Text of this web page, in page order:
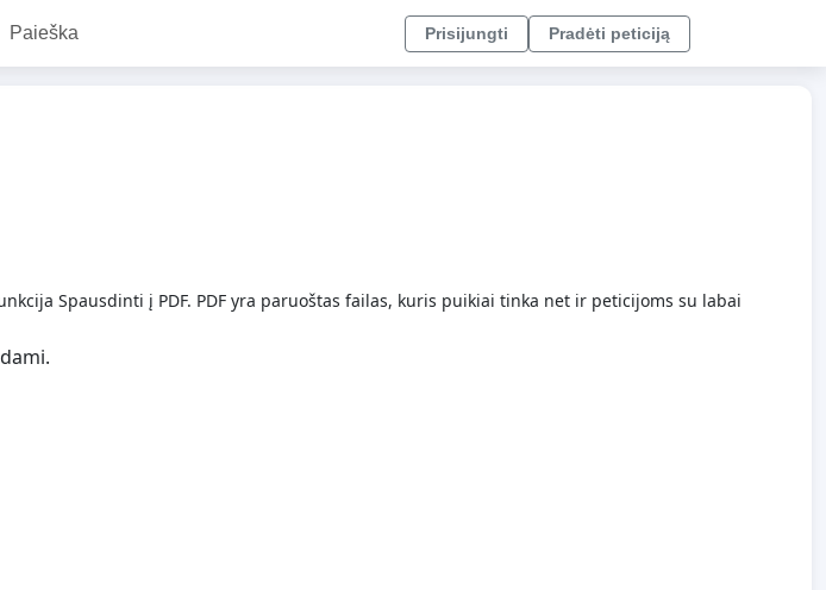
Paieška Prisijungti Pradėti peticiją
Spausdinti į PDF. PDF yra paruoštas failas, kuris puikiai tinka net ir peticijoms su labai